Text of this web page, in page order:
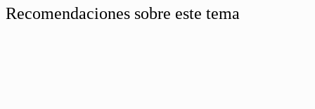
Recomendaciones sobre este tema